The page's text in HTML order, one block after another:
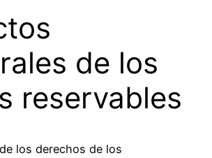
de los
reservables
los derechos de los